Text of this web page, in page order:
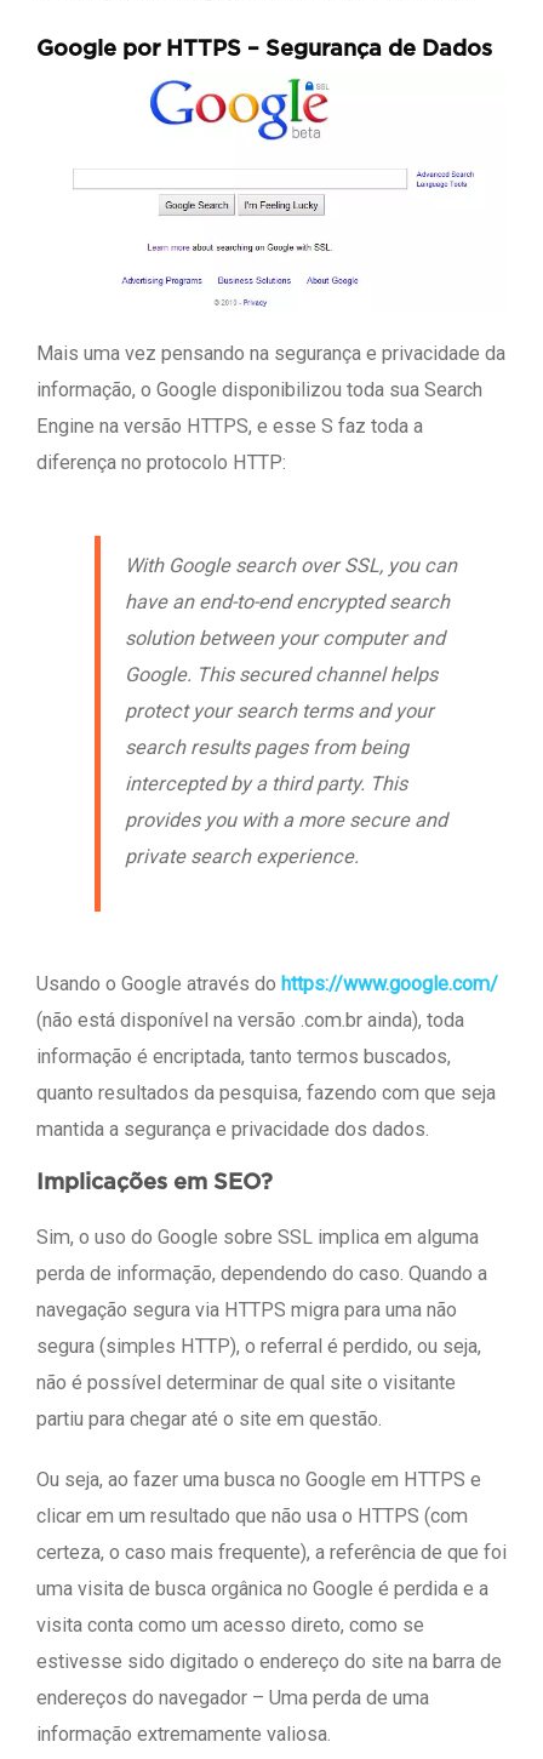
Google por HTTPS – Segurança de Dados
Mais uma vez pensando na segurança e privacidade da
informação, o Google disponibilizou toda sua Search
Engine na versão HTTPS, e esse S faz toda a
diferença no protocolo HTTP:
With Google search over SSL, you can
have an end-to-end encrypted search
solution between your computer and
Google. This secured channel helps
protect your search terms and your
search results pages from being
intercepted by a third party. This
provides you with a more secure and
private search experience.
Usando o Google através do https://www.google.com/
(não está disponível na versão .com.br ainda), toda
informação é encriptada, tanto termos buscados,
quanto resultados da pesquisa, fazendo com que seja
mantida a segurança e privacidade dos dados.
Implicações em SEO?
Sim, o uso do Google sobre SSL implica em alguma
perda de informação, dependendo do caso. Quando a
navegação segura via HTTPS migra para uma não
segura (simples HTTP), o referral é perdido, ou seja,
não é possível determinar de qual site o visitante
partiu para chegar até o site em questão.
Ou seja, ao fazer uma busca no Google em HTTPS e
clicar em um resultado que não usa o HTTPS (com
certeza, o caso mais frequente), a referência de que foi
uma visita de busca orgânica no Google é perdida e a
visita conta como um acesso direto, como se
estivesse sido digitado o endereço do site na barra de
endereços do navegador – Uma perda de uma
informação extremamente valiosa.